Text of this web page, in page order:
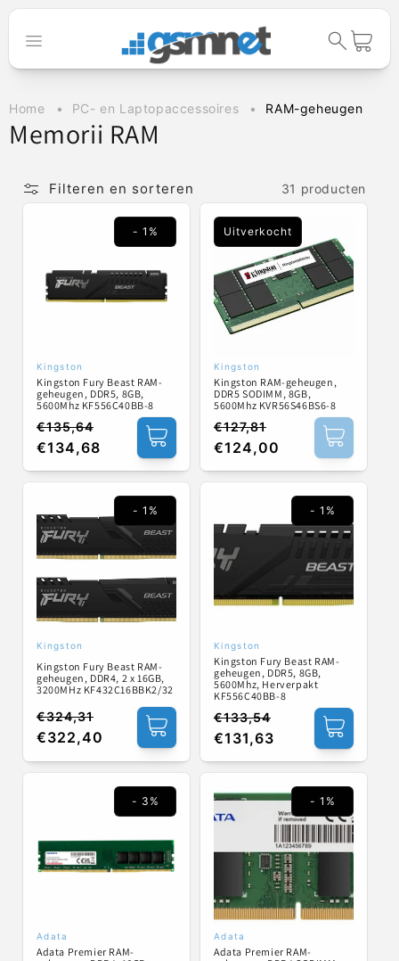
Meteen naar
Home PC- en Laptopaccessoires RAM-geheugen
C
Memorii RAM
Filteren en sorteren 31 producten
- 1%
Verkoper:
Kingston
Kingston Fury Beast RAM-
geheugen, DDR5, 8GB,
5600Mhz KF556C40BB-8
Normale
€135,64
Aanbiedingsprijs
€134,68
Uitverkocht
Verkoper:
Kingston
Kingston RAM-geheugen,
DDR5 SODIMM, 8GB,
5600Mhz KVR56S46BS6-8
Normale
€127,81
Aanbiedingsprijs
€124,00
- 1%
Verkoper:
Kingston
Kingston Fury Beast RAM-
geheugen, DDR4, 2 x 16GB,
3200MHz KF432C16BBK2/32
Normale
€324,31
Aanbiedingsprijs
€322,40
- 1%
Verkoper:
Kingston
Kingston Fury Beast RAM-
geheugen, DDR5, 8GB,
5600Mhz, Herverpakt
KF556C40BB-8
Normale
€133,54
Aanbiedingsprijs
€131,63
- 3%
Verkoper:
Adata
Adata Premier RAM-
- 1%
Verkoper:
Adata
Adata Premier RAM-